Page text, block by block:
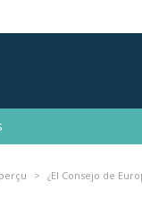
¿El Consejo de